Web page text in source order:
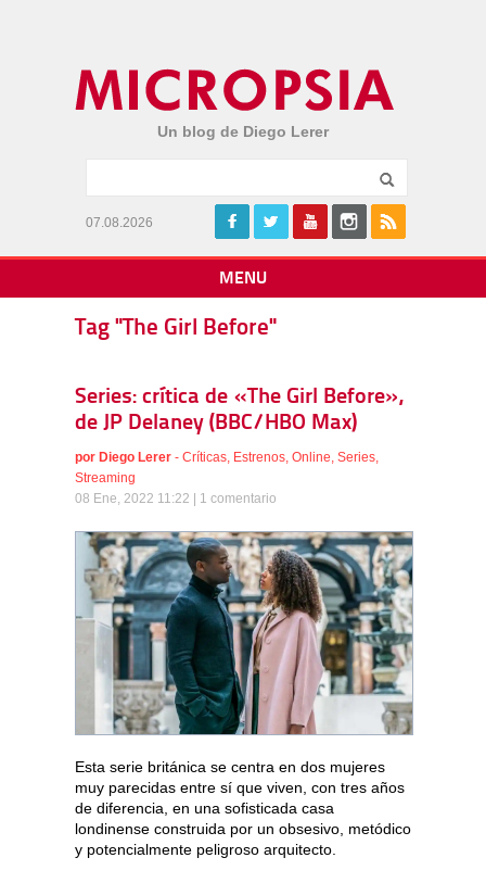
Un blog de Diego Lerer
07.08.2026
MENU
Tag "The Girl Before"
Series: crítica de «The Girl Before»,
de JP Delaney (BBC/HBO Max)
por Diego Lerer - Críticas, Estrenos, Online, Series,
Streaming
08 Ene, 2022 11:22 | 1 comentario
Esta serie británica se centra en dos mujeres
muy parecidas entre sí que viven, con tres años
de diferencia, en una sofisticada casa
londinense construida por un obsesivo, metódico
y potencialmente peligroso arquitecto.